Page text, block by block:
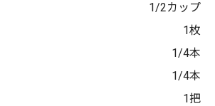
1/2カップ
1枚
1/4本
1/4本
1把